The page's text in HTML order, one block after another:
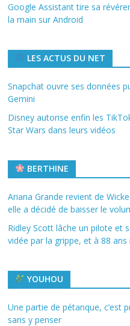
Google Assistant tire sa
la main sur Android
LES ACTUS DU NET
Snapchat ouvre ses données
Gemini
Disney autorise enfin les
Star Wars dans leurs vidéos
BERTHINE
Ariana Grande revient de
elle a décidé de baisser le
Ridley Scott lâche un pilote et
vidée par la grippe, et à 88
YOUHOU
Une partie de pétanque, c’est
sans y penser